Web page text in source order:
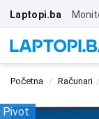
Laptopi.ba
Početna Računari
Pivot